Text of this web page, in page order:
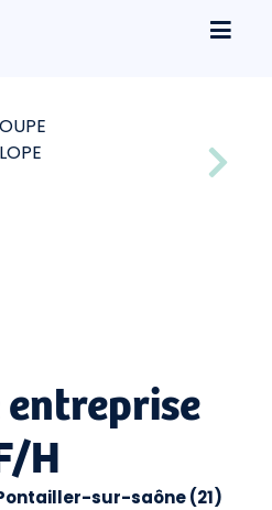
entreprise
H
sur-saône (21)